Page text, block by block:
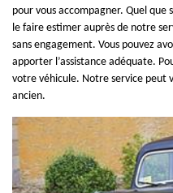
pour vous accompagner. Quel
le faire estimer auprès de notre
sans engagement. Vous pouvez
apporter l’assistance adéquate.
votre véhicule. Notre service peut
ancien.